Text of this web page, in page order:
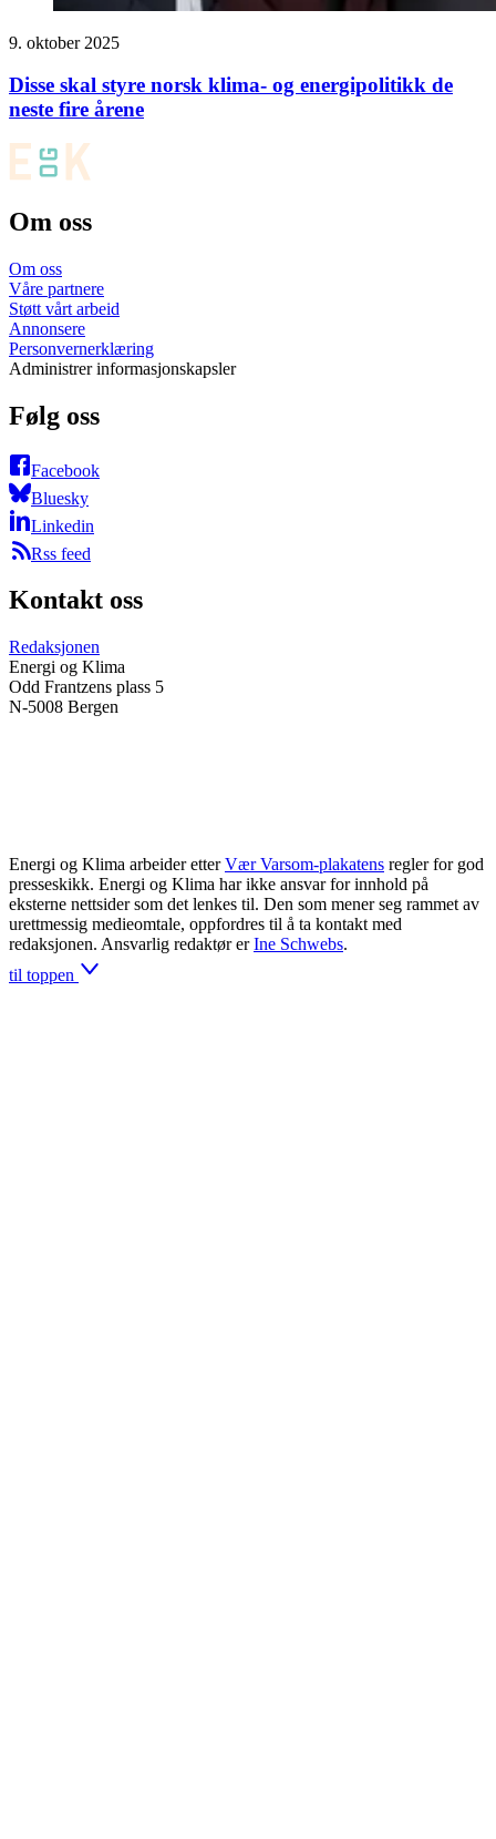
9. oktober 2025
Disse skal styre norsk klima- og energipolitikk de
neste fire årene
Om oss
Om oss
Våre partnere
Støtt vårt arbeid
Annonsere
Personvernerklæring
Administrer informasjonskapsler
Følg oss
Facebook
Bluesky
Linkedin
Rss feed
Kontakt oss
Redaksjonen
Energi og Klima
Odd Frantzens plass 5
N-5008 Bergen
Energi og Klima arbeider etter Vær Varsom-plakatens regler for god
presseskikk. Energi og Klima har ikke ansvar for innhold på
eksterne nettsider som det lenkes til. Den som mener seg rammet av
urettmessig medieomtale, oppfordres til å ta kontakt med
redaksjonen. Ansvarlig redaktør er Ine Schwebs.
til toppen